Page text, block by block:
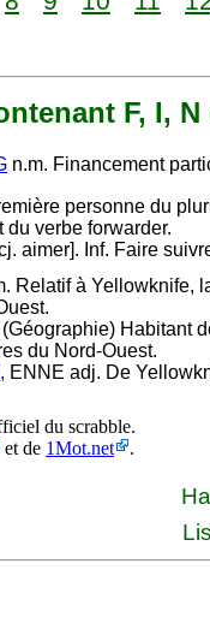
F, I, N
n.m. Financement
personne du
verbe forwarder.
aimer]. Inf. Faire
Relatif à Yellowknife,
(Géographie) Habitant
du Nord-Ouest.
ENNE adj. De
du scrabble.
et de 1Mot.net .